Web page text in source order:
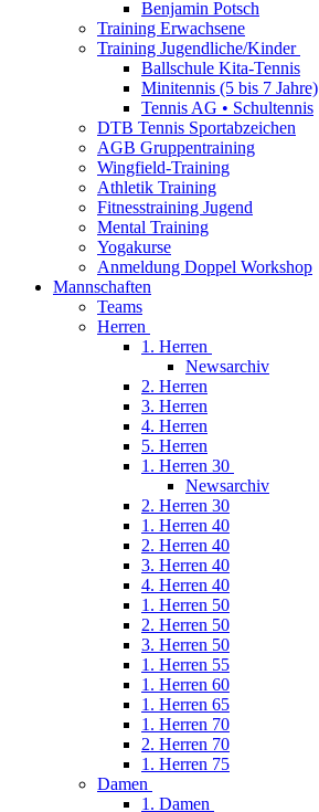
Benjamin Potsch
Training Erwachsene
Training Jugendliche/Kinder
Ballschule Kita-Tennis
Minitennis (5 bis 7 Jahre)
Tennis AG • Schultennis
DTB Tennis Sportabzeichen
AGB Gruppentraining
Wingfield-Training
Athletik Training
Fitnesstraining Jugend
Mental Training
Yogakurse
Anmeldung Doppel Workshop
Mannschaften
Teams
Herren
1. Herren
Newsarchiv
2. Herren
3. Herren
4. Herren
5. Herren
1. Herren 30
Newsarchiv
2. Herren 30
1. Herren 40
2. Herren 40
3. Herren 40
4. Herren 40
1. Herren 50
2. Herren 50
3. Herren 50
1. Herren 55
1. Herren 60
1. Herren 65
1. Herren 70
2. Herren 70
1. Herren 75
Damen
1. Damen